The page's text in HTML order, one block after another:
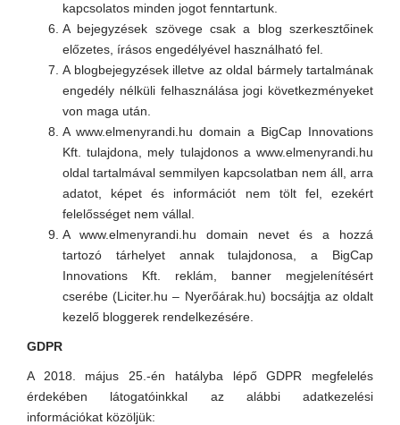
kapcsolatos minden jogot fenntartunk.
A bejegyzések szövege csak a blog szerkesztőinek
előzetes, írásos engedélyével használható fel.
A blogbejegyzések illetve az oldal bármely tartalmának
engedély nélküli felhasználása jogi következményeket
von maga után.
A www.elmenyrandi.hu domain a BigCap Innovations
Kft. tulajdona, mely tulajdonos a www.elmenyrandi.hu
oldal tartalmával semmilyen kapcsolatban nem áll, arra
adatot, képet és információt nem tölt fel, ezekért
felelősséget nem vállal.
A www.elmenyrandi.hu domain nevet és a hozzá
tartozó tárhelyet annak tulajdonosa, a BigCap
Innovations Kft. reklám, banner megjelenítésért
cserébe (Liciter.hu – Nyerőárak.hu) bocsájtja az oldalt
kezelő bloggerek rendelkezésére.
GDPR
A 2018. május 25.-én hatályba lépő GDPR megfelelés
érdekében látogatóinkkal az alábbi adatkezelési
információkat közöljük: